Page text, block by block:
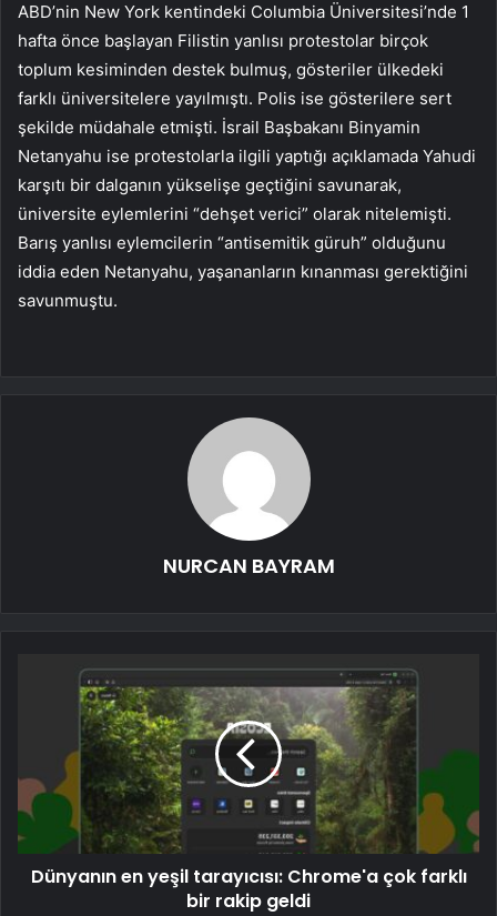
ABD’nin New York kentindeki Columbia Üniversitesi’nde 1
hafta önce başlayan Filistin yanlısı protestolar birçok
toplum kesiminden destek bulmuş, gösteriler ülkedeki
farklı üniversitelere yayılmıştı. Polis ise gösterilere sert
şekilde müdahale etmişti. İsrail Başbakanı Binyamin
Netanyahu ise protestolarla ilgili yaptığı açıklamada Yahudi
karşıtı bir dalganın yükselişe geçtiğini savunarak,
üniversite eylemlerini “dehşet verici” olarak nitelemişti.
Barış yanlısı eylemcilerin “antisemitik güruh” olduğunu
iddia eden Netanyahu, yaşananların kınanması gerektiğini
savunmuştu.
NURCAN BAYRAM
Dünyanın en yeşil tarayıcısı: Chrome'a çok farklı
bir rakip geldi